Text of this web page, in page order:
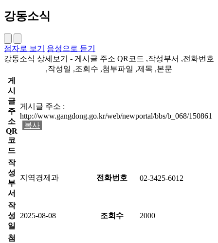
강동소식
점자로 보기
음성으로 듣기
강동소식 상세보기 - 게시글 주소 QR코드 ,작성부서 ,전화번호
,작성일 ,조회수 ,첨부파일 ,제목 ,본문
게
시
글
주
소
QR
코
드
게시글 주소 :
http://www.gangdong.go.kr/web/newportal/bbs/b_068/150861
복사
작
성
부
서
지역경제과 전화번호 02-3425-6012
작
성
일
2025-08-08 조회수 2000
첨